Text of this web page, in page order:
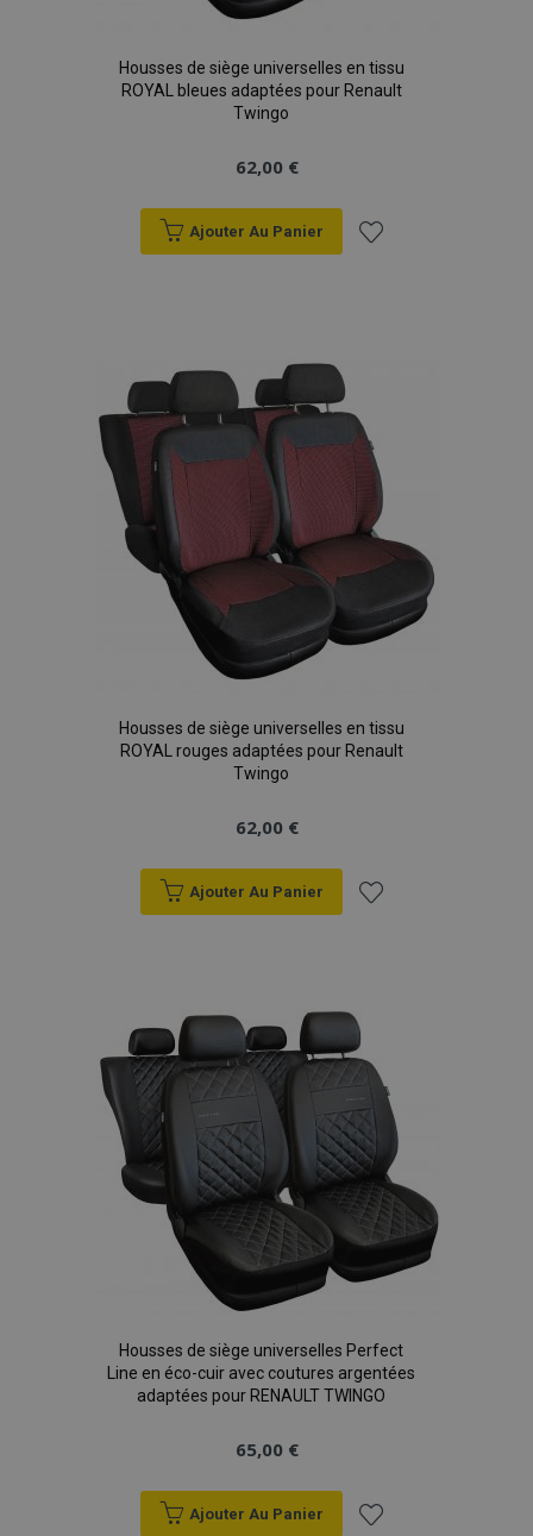
Housses de siège universelles en tissu
ROYAL bleues adaptées pour Renault
Twingo
62,00 €
Ajouter Au Panier
d'achats
Housses de siège universelles en tissu
ROYAL rouges adaptées pour Renault
Twingo
62,00 €
Ajouter Au Panier
liste
d'achats
Housses de siège universelles Perfect
Line en éco-cuir avec coutures argentées
adaptées pour RENAULT TWINGO
65,00 €
Ajouter Au Panier